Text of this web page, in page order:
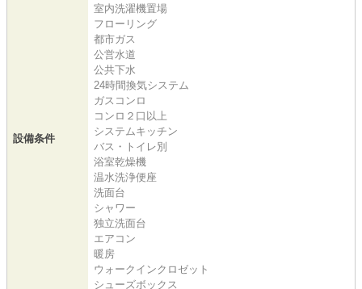
設備条件
室内洗濯機置場
フローリング
都市ガス
公営水道
公共下水
24時間換気システム
ガスコンロ
コンロ２口以上
システムキッチン
バス・トイレ別
浴室乾燥機
温水洗浄便座
洗面台
シャワー
独立洗面台
エアコン
暖房
ウォークインクロゼット
シューズボックス